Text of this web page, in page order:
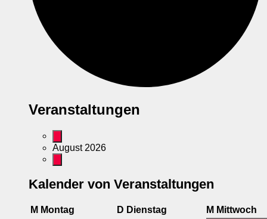
Veranstaltungen
August 2026
Kalender von Veranstaltungen
M Montag D Dienstag M Mittwoch